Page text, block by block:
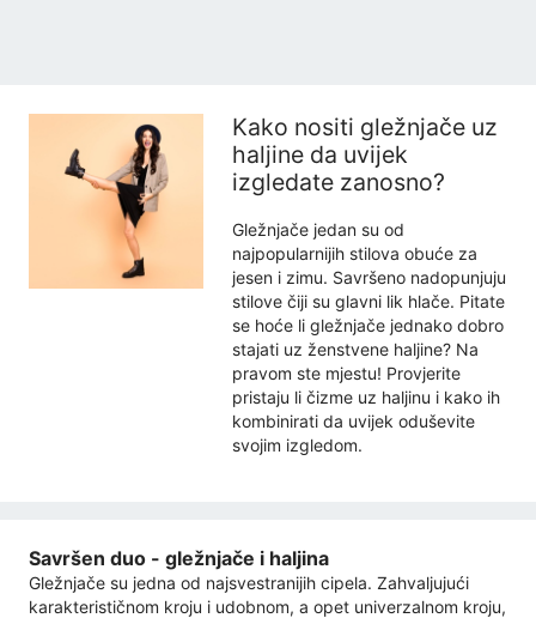
Kako nositi gležnjače uz
haljine da uvijek
izgledate zanosno?
Gležnjače jedan su od
najpopularnijih stilova obuće za
jesen i zimu. Savršeno nadopunjuju
stilove čiji su glavni lik hlače. Pitate
se hoće li gležnjače jednako dobro
stajati uz ženstvene haljine? Na
pravom ste mjestu! Provjerite
pristaju li čizme uz haljinu i kako ih
kombinirati da uvijek oduševite
svojim izgledom.
Savršen duo - gležnjače i haljina
Gležnjače su jedna od najsvestranijih cipela. Zahvaljujući
karakterističnom kroju i udobnom, a opet univerzalnom kroju,